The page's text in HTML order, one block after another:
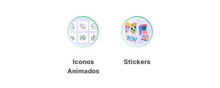
Iconos
Animados
Stickers